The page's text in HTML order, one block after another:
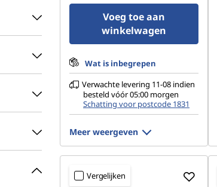
Voeg toe aan
winkelwagen
Wat is inbegrepen
Verwachte levering 11-08 indien
besteld vóór 05:00 morgen
Schatting voor postcode 1831
Meer weergeven
Vergelijken